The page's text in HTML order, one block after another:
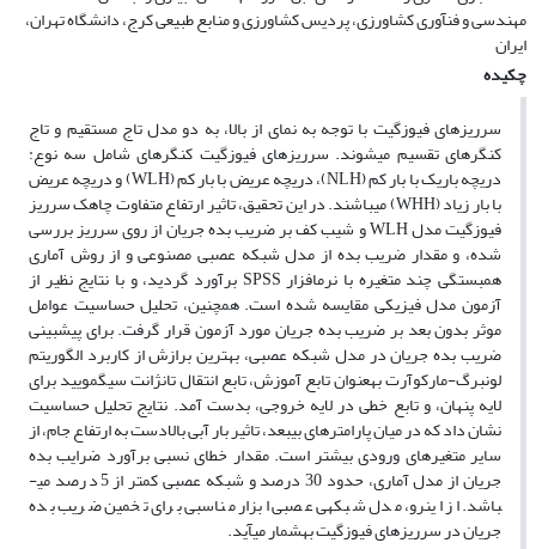
مهندسی و فنآوری کشاورزی، پردیس کشاورزی و منابع طبیعی کرج، دانشگاه تهران،
ایران
چکیده
سرریزهای فیوزگیت با توجه به نمای از بالا، به دو مدل تاج مستقیم و تاج
کنگره­ای تقسیم می­شوند. سرریزهای فیوزگیت کنگره­ای شامل سه نوع:
دریچه باریک با بار کم (NLH)، دریچه عریض با بار کم (WLH) و دریچه عریض
با بار زیاد (WHH) می­باشند. در این تحقیق، تاثیر ارتفاع متفاوت چاهک سرریز
فیوزگیت مدل WLH و شیب کف بر ضریب بده جریان از روی سرریز بررسی
شده، و مقدار ضریب بده از مدل شبکه عصبی مصنوعی و از روش آماری
همبستگی چند متغیره با نرم­افزار SPSS برآورد گردید، و با نتایج نظیر از
آزمون مدل فیزیکی مقایسه شده است. همچنین، تحلیل حساسیت عوامل
موثر بدون بعد بر ضریب بده جریان مورد آزمون قرار گرفت. برای پیش­بینی
ضریب بده جریان در مدل شبکه عصبی، بهترین برازش از کاربرد الگوریتم
لونبرگ-مارکوآرت به­عنوان تابع آموزش، تابع انتقال تانژانت سیگمویید برای
لایه پنهان، و تابع خطی در لایه خروجی، بدست آمد. نتایج تحلیل حساسیت
نشان داد که در میان پارامترهای بی­بعد، تاثیر بار آبی بالادست به ارتفاع جام، از
سایر متغیرهای ورودی بیش­تر است. مقدار خطای نسبی برآورد ضرایب بده
جریان از مدل آماری، حدود 30 درصد و شبکه عصبی کم­تر از 5 درصد می­
باشد. از این­رو، مدل شبکه­ی عصبی ابزار مناسبی برای تخمین ضریب بده
جریان در سرریزهای فیوزگیت به­شمار می­آید.